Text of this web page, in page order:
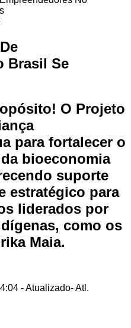
Brasil Se
O Projeto
para fortalecer o
bioeconomia
suporte
estratégico para
liderados por
como os
Maia.
- Atualizado- Atl.